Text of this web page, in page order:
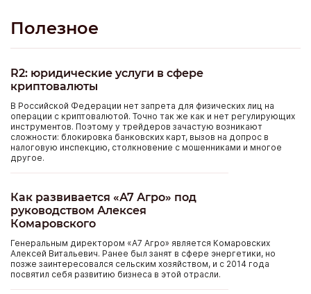
Полезное
R2: юридические услуги в сфере
криптовалюты
В Российской Федерации нет запрета для физических лиц на
операции с криптовалютой. Точно так же как и нет регулирующих
инструментов. Поэтому у трейдеров зачастую возникают
сложности: блокировка банковских карт, вызов на допрос в
налоговую инспекцию, столкновение с мошенниками и многое
другое.
Как развивается «А7 Агро» под
руководством Алексея
Комаровского
Генеральным директором «А7 Агро» является Комаровских
Алексей Витальевич. Ранее был занят в сфере энергетики, но
позже заинтересовался сельским хозяйством, и с 2014 года
посвятил себя развитию бизнеса в этой отрасли.